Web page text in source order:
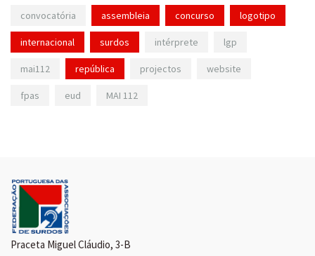
convocatória assembleia concurso logotipo
internacional surdos intérprete lgp
mai112 república projectos website
fpas eud MAI 112
Praceta Miguel Cláudio, 3-B